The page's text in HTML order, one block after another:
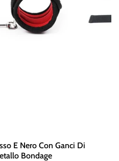
E Nero Con Ganci Di
Bondage